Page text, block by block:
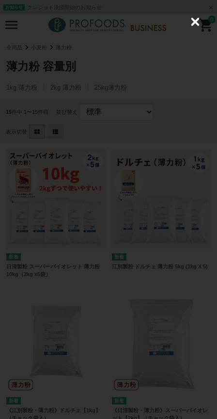
お知らせ クレジット決済開始のお知らせ
0
全商品 小麦粉 薄力粉
薄力粉 容量別
1kg 薄力粉 2kg 薄力粉 25kg薄力粉
15件中 1〜15件目 並び替え
表示切替
日清製粉 スーパーバイオレット 薄力粉
10kg（2kg x5袋）
江別製粉 ドルチェ 薄力粉 5kg (1kg X 5)
《江別製粉・薄力粉》ドルチェ【1kg】
《日清製粉・薄力粉》スーパーバイオレ
C